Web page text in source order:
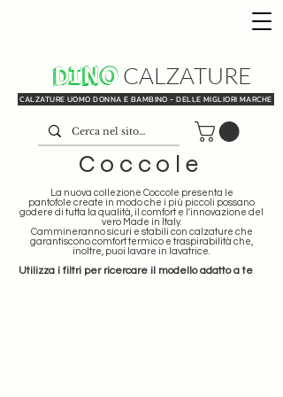
DINO
CALZATURE UOMO DONNA E BAMBINO - DELLE MIGLIORI MARCHE
CALZATURE
Coccole
La nuova collezione Coccole presenta le
pantofole create in modo che i più piccoli possano
godere di tutta la qualità, il comfort e l'innovazione del
vero Made in Italy.
Cammineranno sicuri e stabili con calzature che
garantiscono comfort termico e traspirabilità che,
inoltre, puoi lavare in lavatrice.
Utilizza i filtri per ricercare il modello adatto a te